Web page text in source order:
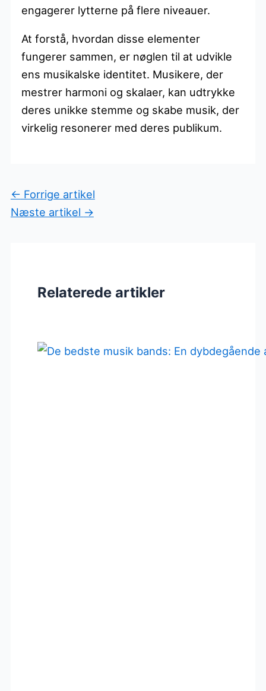
engagerer lytterne på flere niveauer.
At forstå, hvordan disse elementer
fungerer sammen, er nøglen til at udvikle
ens musikalske identitet. Musikere, der
mestrer harmoni og skalaer, kan udtrykke
deres unikke stemme og skabe musik, der
virkelig resonerer med deres publikum.
← Forrige artikel
Næste artikel →
Relaterede artikler